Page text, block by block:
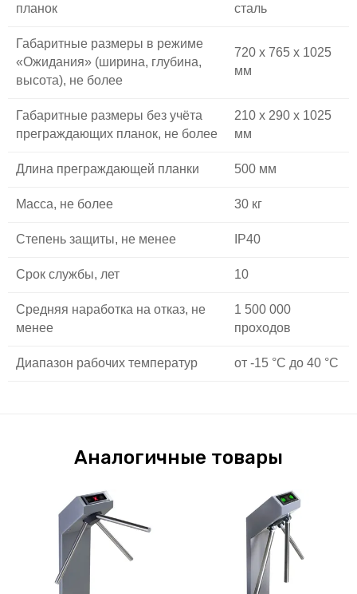
планок
сталь
Габаритные размеры в режиме
«Ожидания» (ширина, глубина,
высота), не более
720 x 765 x 1025
мм
Габаритные размеры без учёта
преграждающих планок, не более
210 x 290 x 1025
мм
Длина преграждающей планки 500 мм
Масса, не более 30 кг
Степень защиты, не менее IP40
Срок службы, лет 10
Средняя наработка на отказ, не
менее
1 500 000
проходов
Диапазон рабочих температур от -15 °С до 40 °С
Аналогичные товары